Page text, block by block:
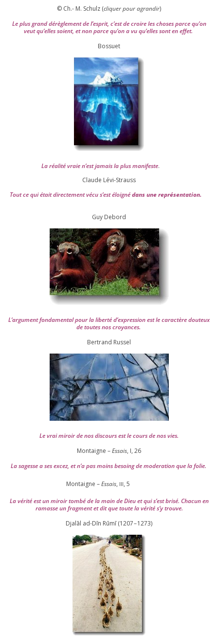
© Ch.- M. Schulz (cli­quer pour agran­dir)
Le plus grand dérè­gle­ment de l’es­prit, c’est de croire les choses parce qu’on
veut qu’elles soient, et non parce qu’on a vu qu’elles sont en effet.
Bossuet
La réa­lité vraie n’est jamais la plus mani­feste.
Claude Lévi-Strauss
Tout ce qui était direc­te­ment vécu s’est éloi­gnédans une repré­sen­ta­tion.
Guy Debord
L’argument fon­da­men­tal pour la liber­té d’expression est le carac­tère dou­teux
de toutes nos croyances.
Ber­trand Russel
Le vrai miroir de nos dis­cours est le cours de nos vies.
Montaigne –Essais, I, 26
La sagesse a ses excez, et n’a pas moins besoing de mode­ra­tion que la folie.
Montaigne –Essais, III, 5
La véri­té est un miroir tom­bé de la main de Dieu et qui s’est bri­sé. Chacun en
ramasse un frag­ment et dit que toute la véri­té s’y trouve.
Djalāl ad-Dīn Rūmī (1207–1273)